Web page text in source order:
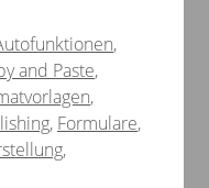
,
and Paste,
,
, Formulare,
,